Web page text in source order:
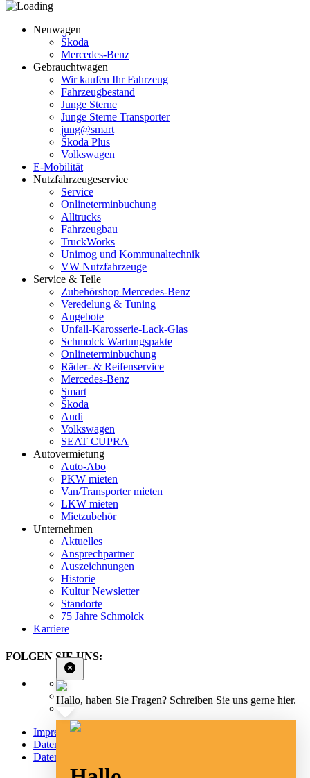
Neuwagen
Škoda
Mercedes-Benz
Gebrauchtwagen
Wir kaufen Ihr Fahrzeug
Fahrzeugbestand
Junge Sterne
Junge Sterne Transporter
jung@smart
Škoda Plus
Volkswagen
E-Mobilität
Nutzfahrzeugeservice
Service
Onlineterminbuchung
Alltrucks
Fahrzeugbau
TruckWorks
Unimog und Kommunaltechnik
VW Nutzfahrzeuge
Service & Teile
Zubehörshop Mercedes-Benz
Veredelung & Tuning
Angebote
Unfall-Karosserie-Lack-Glas
Schmolck Wartungspakte
Onlineterminbuchung
Räder- & Reifenservice
Mercedes-Benz
Smart
Škoda
Audi
Volkswagen
SEAT CUPRA
Autovermietung
Auto-Abo
PKW mieten
Van/Transporter mieten
LKW mieten
Mietzubehör
Unternehmen
Aktuelles
Ansprechpartner
Auszeichnungen
Historie
Kultur Newsletter
Standorte
75 Jahre Schmolck
Karriere
FOLGEN SIE UNS:
Impressum
Datenschutz
Datenschutz Social Media
Hallo, haben Sie Fragen? Schreiben Sie uns gerne hier.